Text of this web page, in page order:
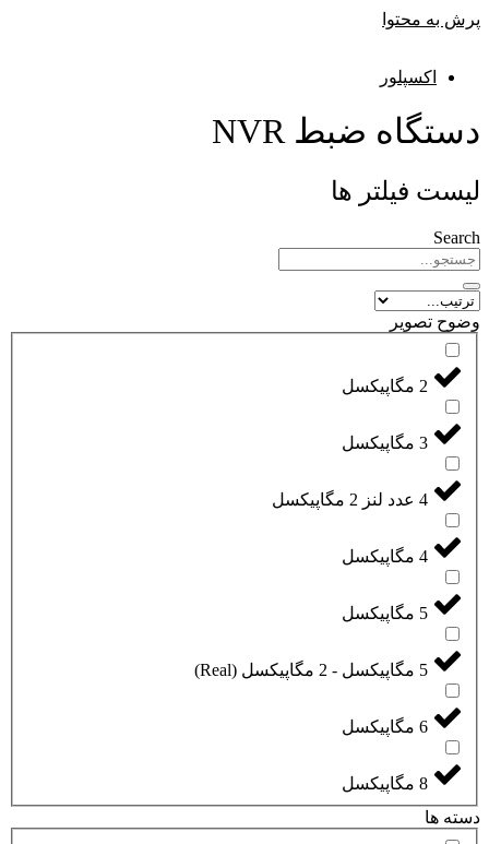
پرش به محتوا
اکسپلور
دستگاه ضبط NVR
لیست فیلتر ها
Search
وضوح تصویر
2 مگاپیکسل
3 مگاپیکسل
4 عدد لنز 2 مگاپیکسل
4 مگاپیکسل
5 مگاپیکسل
5 مگاپیکسل - 2 مگاپیکسل (Real)
6 مگاپیکسل
8 مگاپیکسل
دسته ها